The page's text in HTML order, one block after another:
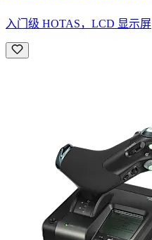
入门级 HOTAS，LCD 显示屏